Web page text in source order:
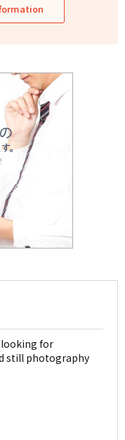
looking for
still photography